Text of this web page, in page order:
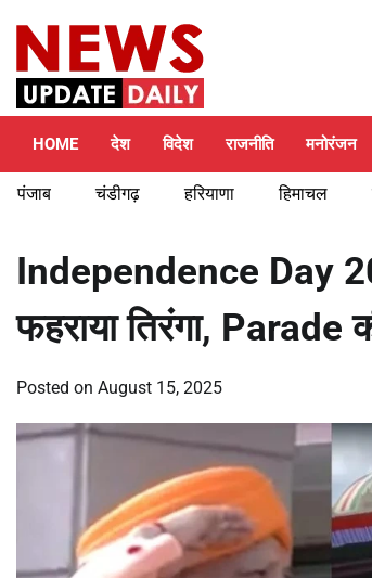
content
HOME देश विदेश राजनीति मनोरंजन
पंजाब चंडीगढ़ हरियाणा हिमाचल
Independence Day
फहराया तिरंगा, Parade
Posted on August 15, 2025